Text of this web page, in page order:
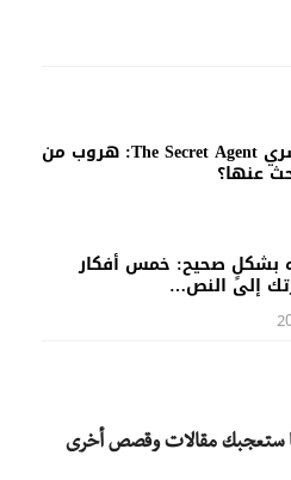
العميل السري The Secret Agent: هروب من
عنها؟
بشكلٍ صحيح: خمس أفكار
إلى النص…
ستعجبك مقالات وقصص أخرى